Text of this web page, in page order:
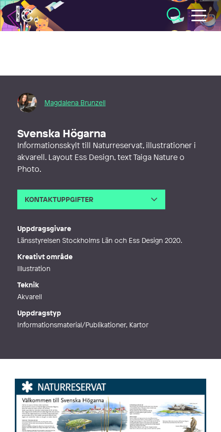
Illustratörcentrum
Magdalena Brunzell
Svenska Högarna
Informationsskylt till Naturreservat, illustrationer i
akvarell. Layout Ess Design, text Taiga Nature o
Photo.
KONTAKTUPPGIFTER
Uppdragsgivare
Länsstyrelsen Stockholms Län och Ess Design 2020.
Kreativt område
Illustration
Teknik
Akvarell
Uppdragstyp
Informationsmaterial/Publikationer, Kartor